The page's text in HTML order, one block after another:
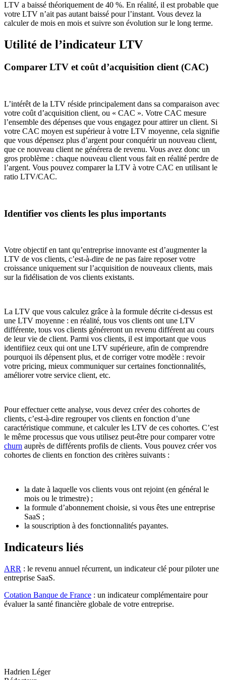
LTV a baissé théoriquement de 40 %. En réalité, il est probable que
votre LTV n’ait pas autant baissé pour l’instant. Vous devez la
calculer de mois en mois et suivre son évolution sur le long terme.
Utilité de l’indicateur LTV
Comparer LTV et coût d’acquisition client (CAC)
L’intérêt de la LTV réside principalement dans sa comparaison avec
votre coût d’acquisition client, ou « CAC ». Votre CAC mesure
l’ensemble des dépenses que vous engagez pour attirer un client. Si
votre CAC moyen est supérieur à votre LTV moyenne, cela signifie
que vous dépensez plus d’argent pour conquérir un nouveau client,
que ce nouveau client ne générera de revenu. Vous avez donc un
gros problème : chaque nouveau client vous fait en réalité perdre de
l’argent. Vous pouvez comparer la LTV à votre CAC en utilisant le
ratio LTV/CAC.
Identifier vos clients les plus importants
Votre objectif en tant qu’entreprise innovante est d’augmenter la
LTV de vos clients, c’est-à-dire de ne pas faire reposer votre
croissance uniquement sur l’acquisition de nouveaux clients, mais
sur la fidélisation de vos clients existants.
La LTV que vous calculez grâce à la formule décrite ci-dessus est
une LTV moyenne : en réalité, tous vos clients ont une LTV
différente, tous vos clients généreront un revenu différent au cours
de leur vie de client. Parmi vos clients, il est important que vous
identifiiez ceux qui ont une LTV supérieure, afin de comprendre
pourquoi ils dépensent plus, et de corriger votre modèle : revoir
votre pricing, mieux communiquer sur certaines fonctionnalités,
améliorer votre service client, etc.
Pour effectuer cette analyse, vous devez créer des cohortes de
clients, c’est-à-dire regrouper vos clients en fonction d’une
caractéristique commune, et calculer les LTV de ces cohortes. C’est
le même processus que vous utilisez peut-être pour comparer votre
churn auprès de différents profils de clients. Vous pouvez créer vos
cohortes de clients en fonction des critères suivants :
la date à laquelle vos clients vous ont rejoint (en général le
mois ou le trimestre) ;
la formule d’abonnement choisie, si vous êtes une entreprise
SaaS ;
la souscription à des fonctionnalités payantes.
Indicateurs liés
ARR : le revenu annuel récurrent, un indicateur clé pour piloter une
entreprise SaaS.
Cotation Banque de France : un indicateur complémentaire pour
évaluer la santé financière globale de votre entreprise.
Hadrien Léger